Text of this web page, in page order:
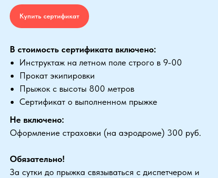
Купить сертификат
В стоимость сертификата включено:
Инструктаж на летном поле строго в 9-00
Прокат экипировки
Прыжок с высоты 800 метров
Сертификат о выполненном прыжке
Не включено:
Оформление страховки (на аэродроме) 300 руб.
Обязательно!
За сутки до прыжка связываться с диспетчером и